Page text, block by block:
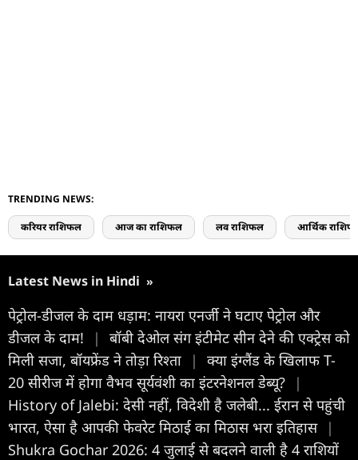
TRENDING NEWS:
करियर राशिफल आज का राशिफल लव राशिफल आर्थिक
Latest News in Hindi »
पेट्रोल-डीजल के दाम धड़ाम: नायरा एनर्जी ने घटाए पेट्रोल और
डीजल के दाम!
|
बॉबी देओल संग इंटीमेट सीन देने की एक्ट्रेस को
म‍िली सजा, बॉयफ्रेंड ने तोड़ा रिश्ता
|
क्या इंग्लैंड के खिलाफ T-
20 सीरीज में होगा वैभव सूर्यवंशी का इंटरनेशनल डेब्यू?
|
History of Jalebi: देसी नहीं, विदेशी है जलेबी... ईरान से पहुंची
भारत, ऐसा है आपकी फेवरेट मिठाई का मिठास भरा इतिहास |
Shukra Gochar 2026: 4 जुलाई से बदलने वाली है 4 राशियों